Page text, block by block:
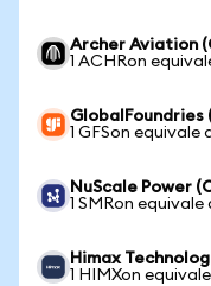
Archer Aviation
1 ACHRon
GlobalFoundries
1 GFSon equivale
NuScale Power
1 SMRon
Himax
1 HIMXon